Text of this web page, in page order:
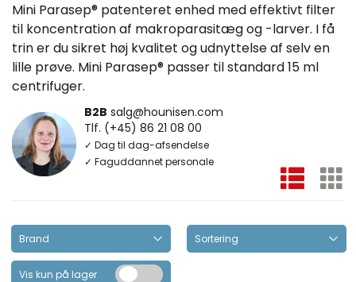
Mini Parasep® patenteret enhed med effektivt filter
til koncentration af makroparasitæg og -larver. I få
trin er du sikret høj kvalitet og udnyttelse af selv en
lille prøve. Mini Parasep® passer til standard 15 ml
centrifuger.
B2B salg@hounisen.com
Tlf. (+45) 86 21 08 00
✓ Dag til dag-afsendelse
✓ Faguddannet personale
Vis kun på lager